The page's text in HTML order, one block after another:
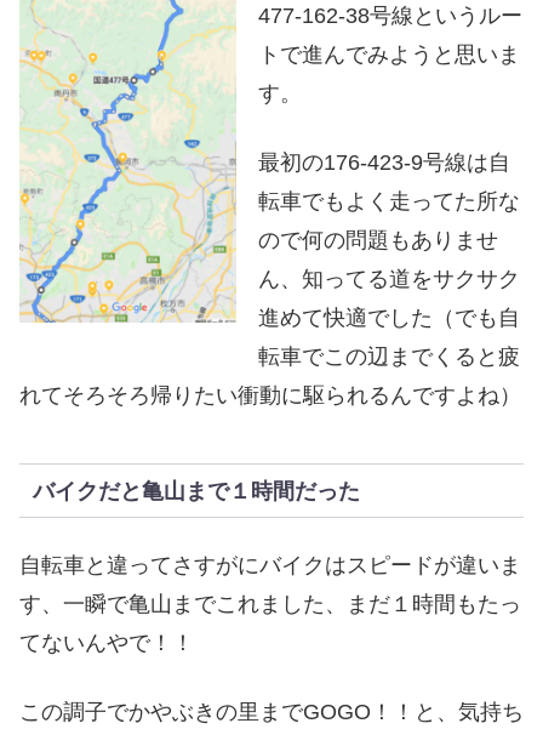
477-162-38号線というルー
トで進んでみようと思いま
す。
最初の176-423-9号線は自
転車でもよく走ってた所な
ので何の問題もありませ
ん、知ってる道をサクサク
進めて快適でした（でも自
転車でこの辺までくると疲
れてそろそろ帰りたい衝動に駆られるんですよね）
バイクだと亀山まで１時間だった
自転車と違ってさすがにバイクはスピードが違いま
す、一瞬で亀山までこれました、まだ１時間もたっ
てないんやで！！
この調子でかやぶきの里までGOGO！！と、気持ち